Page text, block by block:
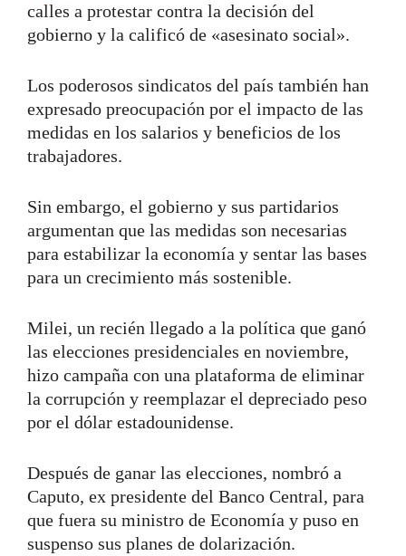
calles a protestar contra la decisión del
gobierno y la calificó de «asesinato social».
Los poderosos sindicatos del país también han
expresado preocupación por el impacto de las
medidas en los salarios y beneficios de los
trabajadores.
Sin embargo, el gobierno y sus partidarios
argumentan que las medidas son necesarias
para estabilizar la economía y sentar las bases
para un crecimiento más sostenible.
Milei, un recién llegado a la política que ganó
las elecciones presidenciales en noviembre,
hizo campaña con una plataforma de eliminar
la corrupción y reemplazar el depreciado peso
por el dólar estadounidense.
Después de ganar las elecciones, nombró a
Caputo, ex presidente del Banco Central, para
que fuera su ministro de Economía y puso en
suspenso sus planes de dolarización.